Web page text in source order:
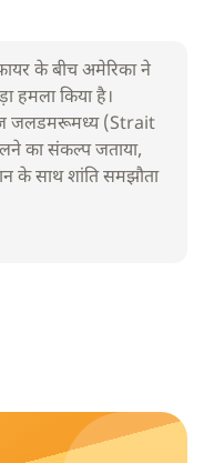
के बीच अमेरिका ने
हमला किया है।
जलडमरूमध्य (Strait
का संकल्प जताया,
के साथ शांति समझौता